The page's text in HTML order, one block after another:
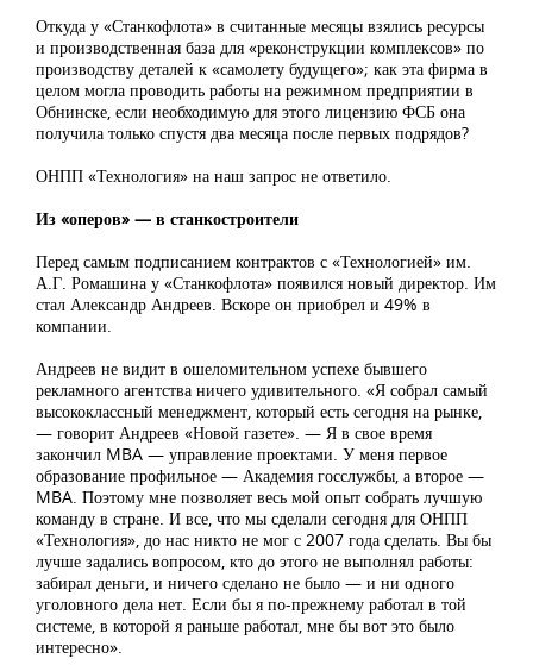
Откуда у «Станкофлота» в считанные месяцы взялись ресурсы
и производственная база для «реконструкции комплексов» по
производству деталей к «самолету будущего»; как эта фирма в
целом могла проводить работы на режимном предприятии в
Обнинске, если необходимую для этого лицензию ФСБ она
получила только спустя два месяца после первых подрядов?
ОНПП «Технология» на наш запрос не ответило.
Из «оперов» — в станкостроители
Перед самым подписанием контрактов с «Технологией» им.
А.Г. Ромашина у «Станкофлота» появился новый директор. Им
стал Александр Андреев. Вскоре он приобрел и 49% в
компании.
Андреев не видит в ошеломительном успехе бывшего
рекламного агентства ничего удивительного. «Я собрал самый
высококлассный менеджмент, который есть сегодня на рынке,
— говорит Андреев «Новой газете». — Я в свое время
закончил MBA — управление проектами. У меня первое
образование профильное — Академия госслужбы, а второе —
MBA. Поэтому мне позволяет весь мой опыт собрать лучшую
команду в стране. И все, что мы сделали сегодня для ОНПП
«Технология», до нас никто не мог с 2007 года сделать. Вы бы
лучше задались вопросом, кто до этого не выполнял работы:
забирал деньги, и ничего сделано не было — и ни одного
уголовного дела нет. Если бы я по-прежнему работал в той
системе, в которой я раньше работал, мне бы вот это было
интересно».